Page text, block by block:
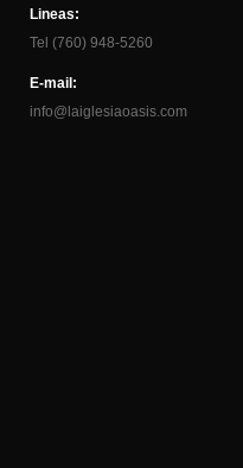
Lineas:
Tel (760) 948-5260
E-mail:
info@laiglesiaoasis.com